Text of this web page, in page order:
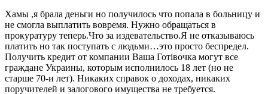
Хамы ,я брала деньги но получилось что попала в больницу и
не смогла выплатить вовремя. Нужно обращаться в
прокуратуру теперь.Что за издевательство.Я не отказываюсь
платить но так поступать с людьми…это просто беспредел.
Получить кредит от компании Ваша Готівочка могут все
граждане Украины, которым исполнилось 18 лет (но не
старше 70-и лет). Никаких справок о доходах, никаких
поручителей и залогового имущества не требуется.